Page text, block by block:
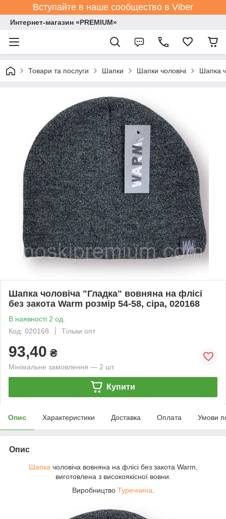
Вступайте в наше сообщество в Viber
Интернет-магазин «PREMIUM»
Товари та послуги Шапки Шапки чоловічі Шапка
Шапка чоловіча "Гладка" вовняна на флісі
без закота Warm розмір 54-58, сіра, 020168
В наявності 2 од.
Код: 020168
Тільки опт
93,40 ₴
Мінімальне замовлення — 2 шт.
Купити
Опис Характеристики Доставка Оплата Умови
Опис
Шапка чоловіча вовняна на флісі без закота Warm,
виготовлена з високоякісної вовни.
Виробництво Туреччина